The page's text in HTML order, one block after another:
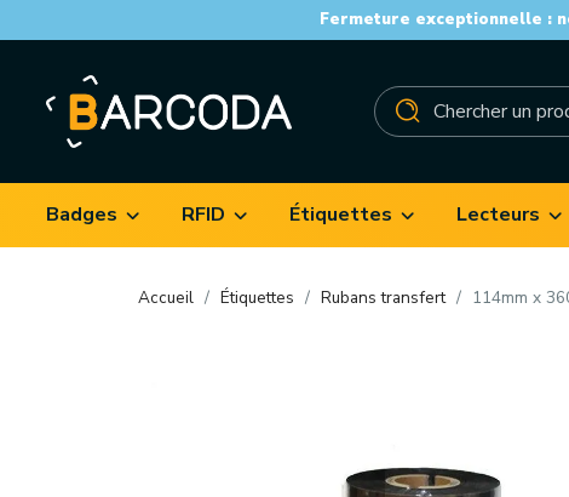
Fermeture exceptionnelle :
Badges RFID Étiquettes Lecteurs
Accueil Étiquettes Rubans transfert 114mm x